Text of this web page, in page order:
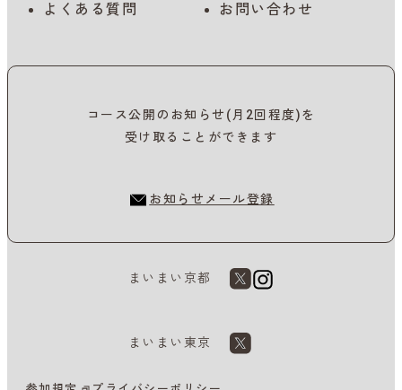
よくある質問
お問い合わせ
コース公開のお知らせ(月2回程度)を
受け取ることができます
お知らせメール登録
まいまい京都
まいまい東京